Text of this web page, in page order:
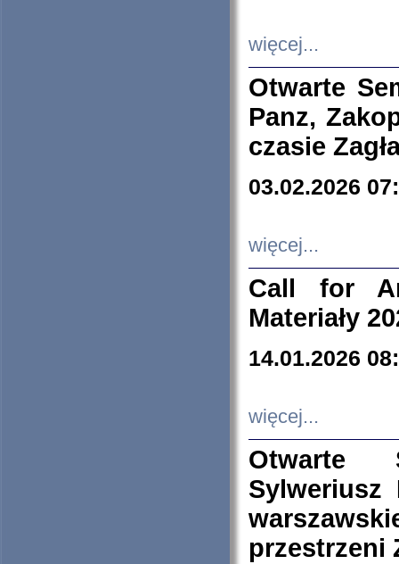
więcej...
Otwarte
Panz,
czasie
03.02.2026
więcej...
Call for
Materiały
14.01.2026
więcej...
Otwarte
Sylweriusz
przestrzeni